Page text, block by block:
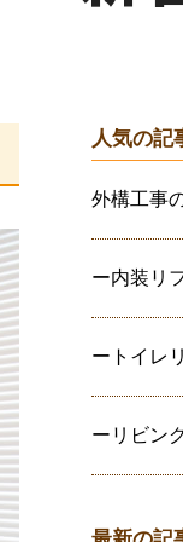
人気の記
外構工事
ー内装リ
ートイレ
ーリビン